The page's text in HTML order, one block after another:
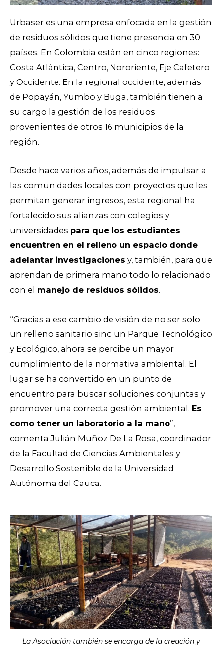
Urbaser es una empresa enfocada en la gestión
de residuos sólidos que tiene presencia en 30
países. En Colombia están en cinco regiones:
Costa Atlántica, Centro, Nororiente, Eje Cafetero
y Occidente. En la regional occidente, además
de Popayán, Yumbo y Buga, también tienen a
su cargo la gestión de los residuos
provenientes de otros 16 municipios de la
región.
Desde hace varios años, además de impulsar a
las comunidades locales con proyectos que les
permitan generar ingresos, esta regional ha
fortalecido sus alianzas con colegios y
universidades para que los estudiantes
encuentren en el relleno un espacio donde
adelantar investigaciones y, también, para que
aprendan de primera mano todo lo relacionado
con el manejo de residuos sólidos.
“Gracias a ese cambio de visión de no ser solo
un relleno sanitario sino un Parque Tecnológico
y Ecológico, ahora se percibe un mayor
cumplimiento de la normativa ambiental. El
lugar se ha convertido en un punto de
encuentro para buscar soluciones conjuntas y
promover una correcta gestión ambiental. Es
como tener un laboratorio a la mano”,
comenta Julián Muñoz De La Rosa, coordinador
de la Facultad de Ciencias Ambientales y
Desarrollo Sostenible de la Universidad
Autónoma del Cauca.
La Asociación también se encarga de la creación y